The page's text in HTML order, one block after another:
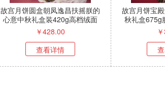
故宫月饼圆盒朝凤逸昌扶摇朕的
心意中秋礼盒装420g高档绒面
刺绣盒
￥428.00
查看详情
故宫月饼宝
秋礼盒675g
￥